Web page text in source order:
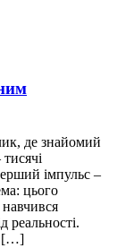
де знайомий
імпульс –
цього
реальності.
[…]